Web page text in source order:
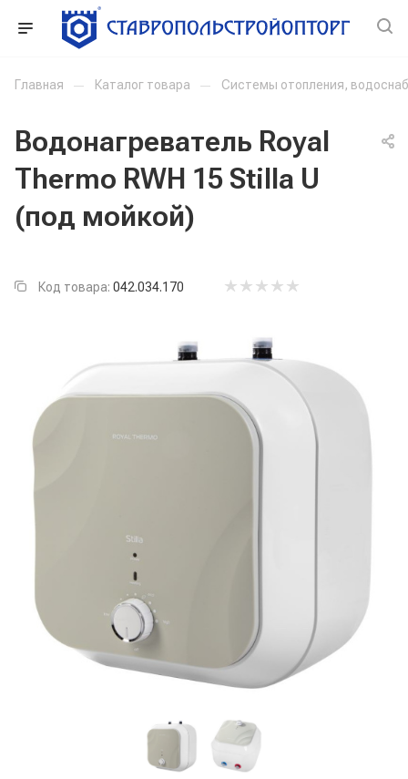
Главная — Каталог товара — Системы отопления,
Водонагреватель Royal
Thermo RWH 15 Stilla U
(под мойкой)
Код товара: 042.034.170